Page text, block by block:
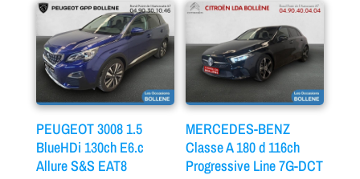
PEUGEOT 3008 1.5
BlueHDi 130ch E6.c
Allure S&S EAT8
MERCEDES-BENZ
Classe A 180 d 116ch
Progressive Line 7G-DCT